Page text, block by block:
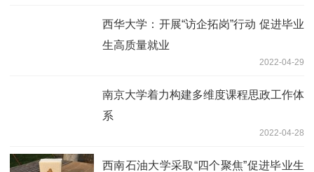
西华大学：开展“访企拓岗”行动 促进毕业
生高质量就业
2022-04-29
南京大学着力构建多维度课程思政工作体
系
2022-04-28
西南石油大学采取“四个聚焦”促进毕业生